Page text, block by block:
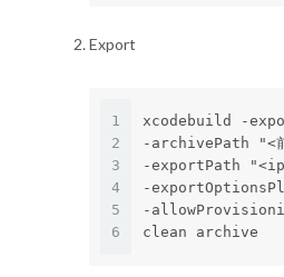
Export
1
2
3
4
5
6
xcodebuild -
-archivePath "<前
-exportPath "<ipa
-
-
clean archive